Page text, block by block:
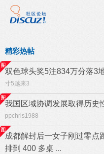
精彩热帖
双色球头奖5注834万分落3
寸5越来3
我国区域协调发展取得历史
ppchris1988
成都解封后一女子刚过零点
排到 400 多桌 ...